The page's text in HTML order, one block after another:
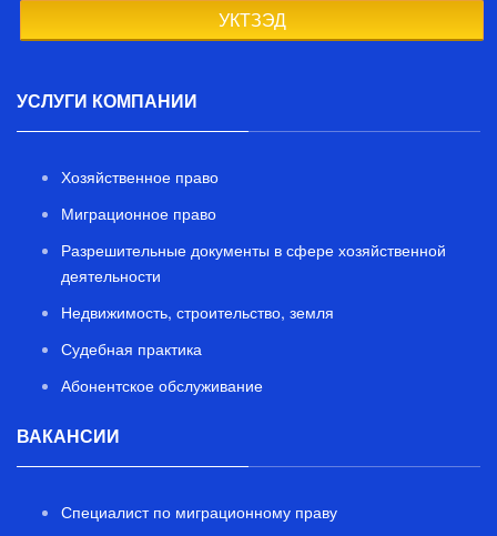
УКТЗЭД
УСЛУГИ КОМПАНИИ
Хозяйственное право
Миграционное право
Разрешительные документы в сфере хозяйственной
деятельности
Недвижимость, строительство, земля
Судебная практика
Абонентское обслуживание
ВАКАНСИИ
Специалист по миграционному праву